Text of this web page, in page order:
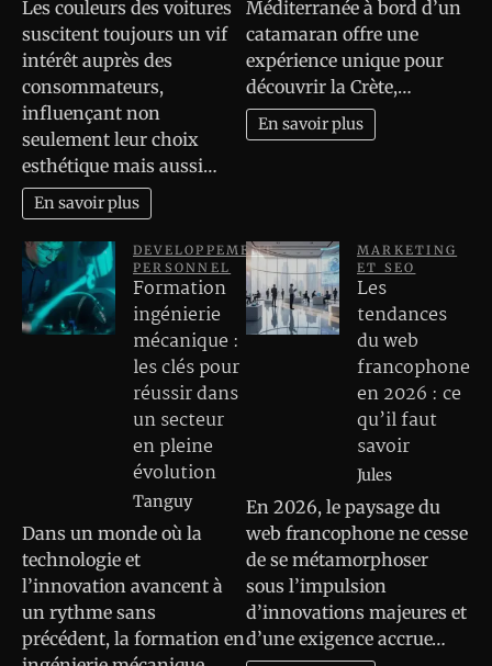
Les couleurs des voitures
suscitent toujours un vif
intérêt auprès des
consommateurs,
influençant non
seulement leur choix
esthétique mais aussi…
En savoir plus
Méditerranée à bord d’un
catamaran offre une
expérience unique pour
découvrir la Crète,…
En savoir plus
DEVELOPPEMENT
PERSONNEL
Formation
ingénierie
mécanique :
les clés pour
réussir dans
un secteur
en pleine
évolution
Tanguy
Dans un monde où la
technologie et
l’innovation avancent à
un rythme sans
précédent, la formation en
MARKETING
ET SEO
Les
tendances
du web
francophone
en 2026 : ce
qu’il faut
savoir
Jules
En 2026, le paysage du
web francophone ne cesse
de se métamorphoser
sous l’impulsion
d’innovations majeures et
d’une exigence accrue…